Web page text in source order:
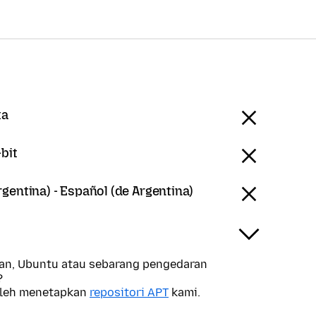
- Español (de Argentina)
Ubuntu atau sebarang pengedaran
menetapkan repositori APT kami.